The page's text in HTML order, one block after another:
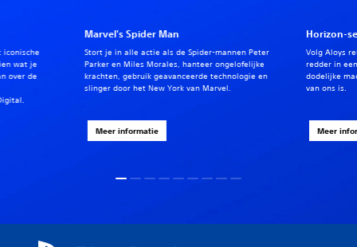
Marvel's Spider Man
Stort je in alle actie als de Spider-mannen Peter
Parker en Miles Morales, hanteer ongelofelijke
krachten, gebruik geavanceerde technologie en
slinger door het New York van Marvel.
Meer informatie
Horizon-
Volg Aloys
redder in
dodelijke
van ons is.
Meer
iconische
wat je
over de